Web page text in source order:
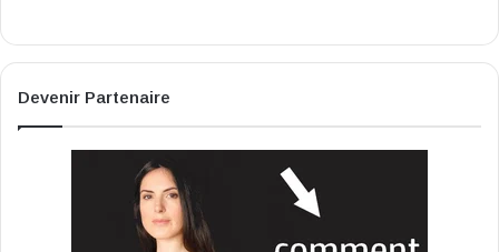
Devenir Partenaire